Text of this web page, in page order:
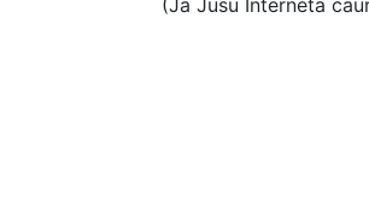
(Ja Jūsu Interneta